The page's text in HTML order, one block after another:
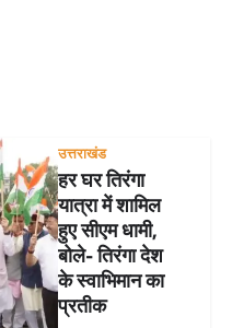
उत्तराखंड
हर घर तिरंगा
यात्रा में शामिल
हुए सीएम धामी,
बोले- तिरंगा देश
के स्वाभिमान का
प्रतीक